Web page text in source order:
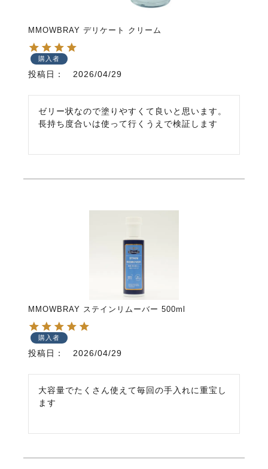
MMOWBRAY デリケート クリーム
購入者
投稿日 2026/04/29
ゼリー状なので塗りやすくて良いと思います。
長持ち度合いは使って行くうえで検証します
MMOWBRAY ステインリムーバー 500ml
購入者
投稿日 2026/04/29
大容量でたくさん使えて毎回の手入れに重宝し
ます